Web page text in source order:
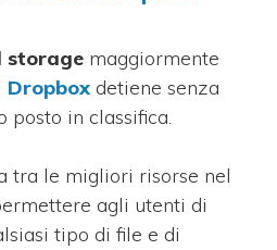
storage maggiormente
Dropboxdetiene senza
in classifica.
tra le migliori risorse nel
agli utenti di
tipo di file e di